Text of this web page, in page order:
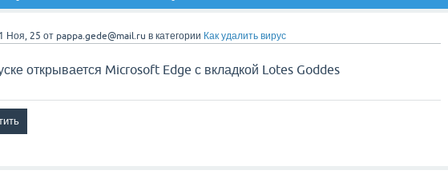
Ноя, 25 от pappa.gede@mail.ru в категории Как удалить вирус
открывается Microsoft Edge с вкладкой Lotes Goddes